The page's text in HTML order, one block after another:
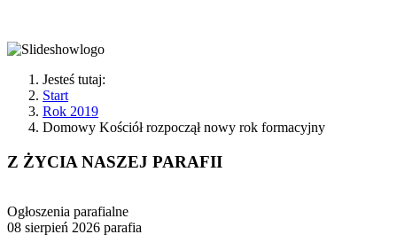
Jesteś tutaj:
Start
Rok 2019
Domowy Kościół rozpoczął nowy rok formacyjny
Z ŻYCIA NASZEJ PARAFII
Ogłoszenia parafialne
08 sierpień 2026 parafia